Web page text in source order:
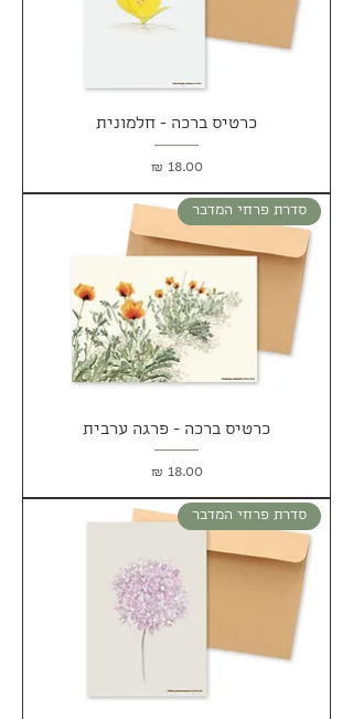
כרטיס ברכה - חלמונית
מחיר‏18.00 ‏₪
סדרת פרחי המדבר
כרטיס ברכה - פרגה ערבית
מחיר‏18.00 ‏₪
סדרת פרחי המדבר